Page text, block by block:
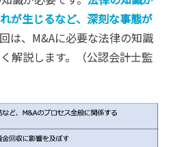
が生じるなど、深刻な事態が
は、M&Aに必要な法律の知識
解説します。（公認会計士監